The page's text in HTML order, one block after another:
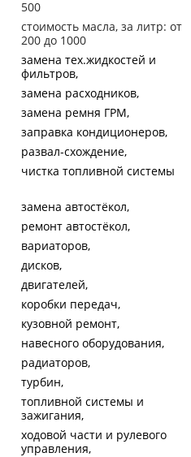
500
стоимость масла, за литр: от
200 до 1000
замена тех.жидкостей и
фильтров
замена расходников
замена ремня ГРМ
заправка кондиционеров
развал-схождение
чистка топливной системы
замена автостёкол
ремонт автостёкол
вариаторов
дисков
двигателей
коробки передач
кузовной ремонт
навесного оборудования
радиаторов
турбин
топливной системы и
зажигания
ходовой части и рулевого
управления